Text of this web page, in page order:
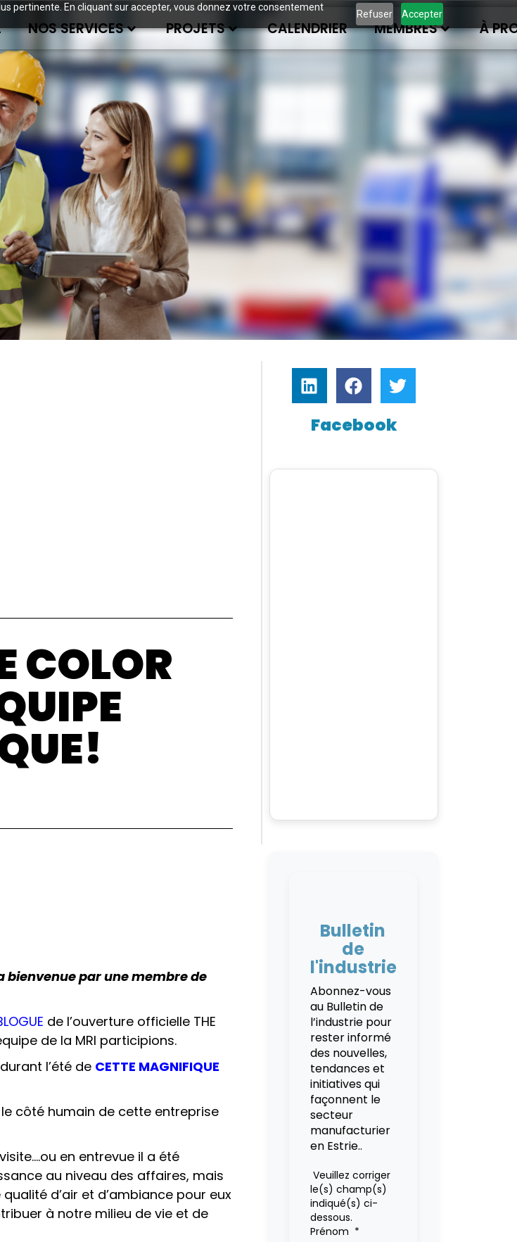
pertinente. En cliquant sur accepter, vous donnez votre consentement
Refuser Accepter
NOS SERVICES PROJETS CALENDRIER MEMBRES À
COLOR
bienvenue par une membre de
de l’ouverture officielle THE
de la MRI participions.
l’été de CETTE MAGNIFIQUE
côté humain de cette entreprise
en entrevue il a été
au niveau des affaires, mais
d’air et d’ambiance pour eux
à notre milieu de vie et de
Facebook
Bulletin
de
l'industrie
Abonnez-vous
au Bulletin de
l’industrie pour
rester informé
des nouvelles,
tendances et
initiatives qui
façonnent le
secteur
manufacturier
en Estrie..
Veuillez corriger
le(s) champ(s)
indiqué(s) ci-
dessous.
Prénom *